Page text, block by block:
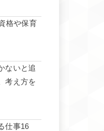
格や保育
ないと追
考え方を
仕事16